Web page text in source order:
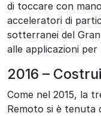
di toccare con
acceleratori di
sotterranei del
alle applicazioni
2016 –
Come nel 2015, la
Remoto si è tenuta